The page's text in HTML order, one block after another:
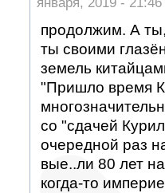
продолжим. А
ты своими
земель
"Пришло время
со "сдачей
очередной раз
вые..ли 80 лет
когда-то